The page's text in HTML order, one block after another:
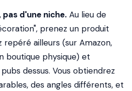
d'une niche. Au lieu de
prenez un produit
repéré ailleurs (sur Amazon,
boutique physique) et
dessus. Vous obtiendrez
des angles différents, et